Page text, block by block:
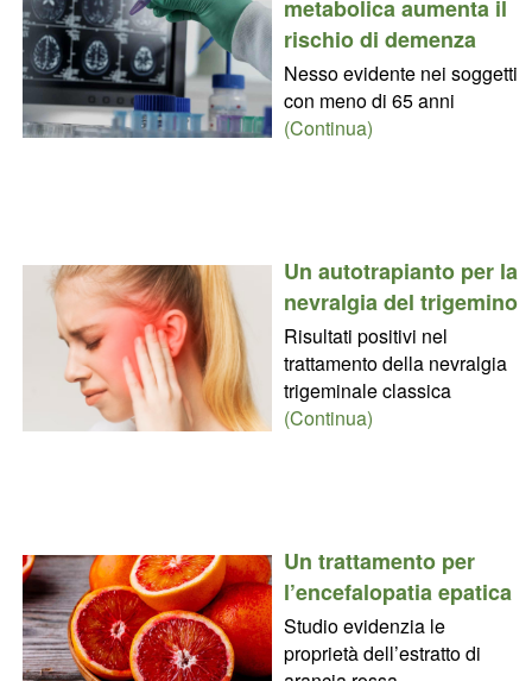
metabolica aumenta il
rischio di demenza
Nesso evidente nei soggetti
con meno di 65 anni
(Continua)
Un autotrapianto per la
nevralgia del trigemino
Risultati positivi nel
trattamento della nevralgia
trigeminale classica
(Continua)
Un trattamento per
l’encefalopatia epatica
Studio evidenzia le
proprietà dell’estratto di